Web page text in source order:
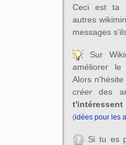
Ceci est ta
autres
messages
Sur
améliorer le
Alors
créerdes
t'intéressent
(idées pour les
Si tu es